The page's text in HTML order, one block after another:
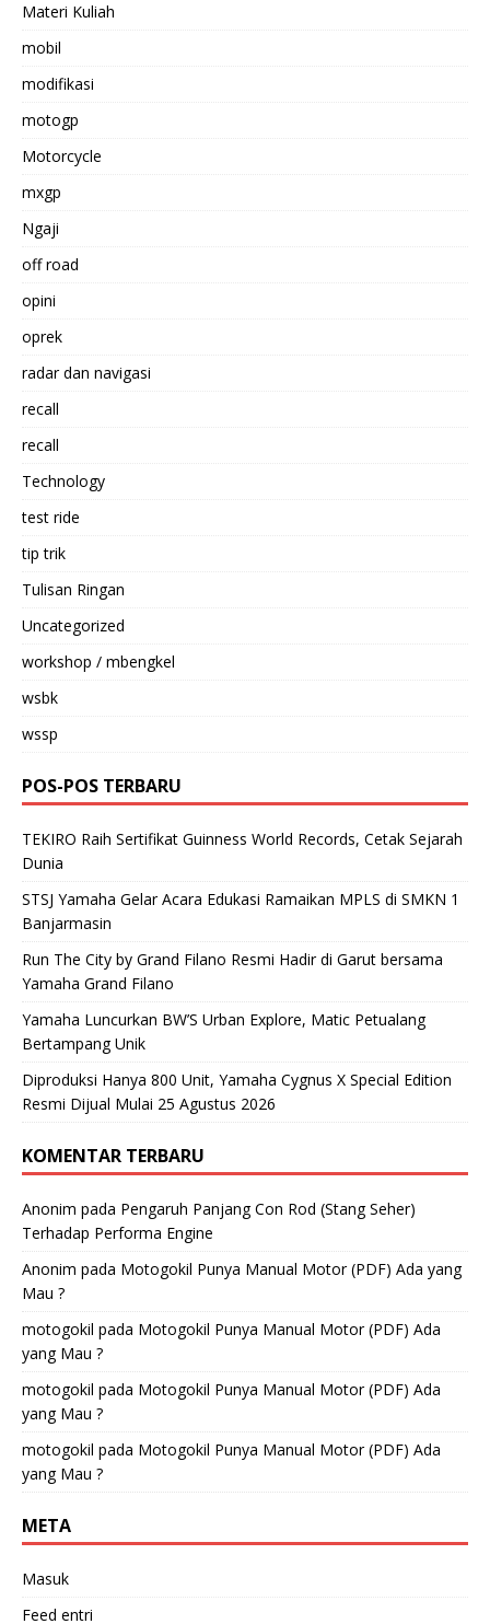
Materi Kuliah
mobil
modifikasi
motogp
Motorcycle
mxgp
Ngaji
off road
opini
oprek
radar dan navigasi
recall
recall
Technology
test ride
tip trik
Tulisan Ringan
Uncategorized
workshop / mbengkel
wsbk
wssp
POS-POS TERBARU
TEKIRO Raih Sertifikat Guinness World Records, Cetak Sejarah
Dunia
STSJ Yamaha Gelar Acara Edukasi Ramaikan MPLS di SMKN 1
Banjarmasin
Run The City by Grand Filano Resmi Hadir di Garut bersama
Yamaha Grand Filano
Yamaha Luncurkan BW’S Urban Explore, Matic Petualang
Bertampang Unik
Diproduksi Hanya 800 Unit, Yamaha Cygnus X Special Edition
Resmi Dijual Mulai 25 Agustus 2026
KOMENTAR TERBARU
Anonim pada Pengaruh Panjang Con Rod (Stang Seher)
Terhadap Performa Engine
Anonim pada Motogokil Punya Manual Motor (PDF) Ada yang
Mau ?
motogokil pada Motogokil Punya Manual Motor (PDF) Ada
yang Mau ?
motogokil pada Motogokil Punya Manual Motor (PDF) Ada
yang Mau ?
motogokil pada Motogokil Punya Manual Motor (PDF) Ada
yang Mau ?
META
Masuk
Feed entri